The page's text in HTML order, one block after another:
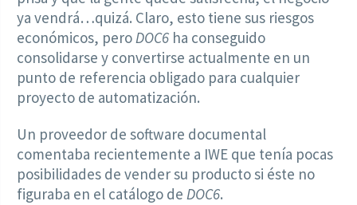
ya vendrá…quizá. Claro, esto tiene sus riesgos
económicos, peroDOC6 ha conseguido
consolidarse y convertirse actualmente en un
punto de referencia obligado para cualquier
proyecto de automatización.
Un proveedor de software documental
comentaba recientemente a IWE que tenía pocas
posibilidades de vender su producto si éste no
figuraba en el catálogo de DOC6.